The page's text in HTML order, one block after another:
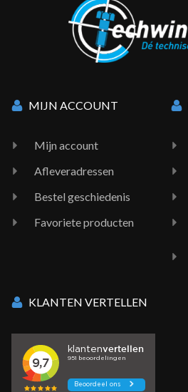
MIJN ACCOUNT
Mijn account
Afleveradressen
Bestel geschiedenis
Favoriete producten
KLANTEN VERTELLEN